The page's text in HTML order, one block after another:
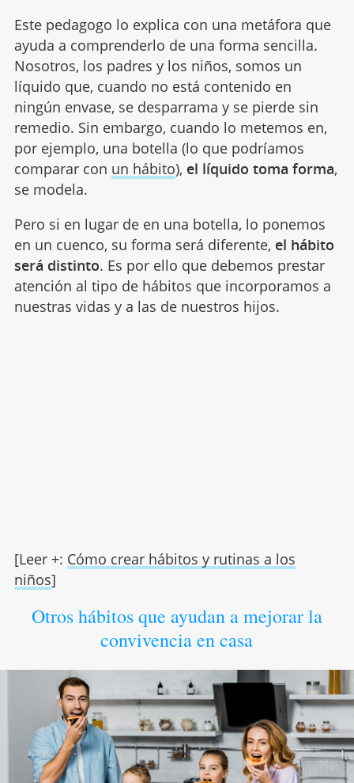
Este pedagogo lo explica con una metáfora que
ayuda a comprenderlo de una forma sencilla.
Nosotros, los padres y los niños, somos un
líquido que, cuando no está contenido en
ningún envase, se desparrama y se pierde sin
remedio. Sin embargo, cuando lo metemos en,
por ejemplo, una botella (lo que podríamos
comparar con un hábito), el líquido toma forma,
se modela.
Pero si en lugar de en una botella, lo ponemos
en un cuenco, su forma será diferente, el hábito
será distinto. Es por ello que debemos prestar
atención al tipo de hábitos que incorporamos a
nuestras vidas y a las de nuestros hijos.
[Leer +: Cómo crear hábitos y rutinas a los
niños]
Otros hábitos que ayudan a mejorar la
convivencia en casa